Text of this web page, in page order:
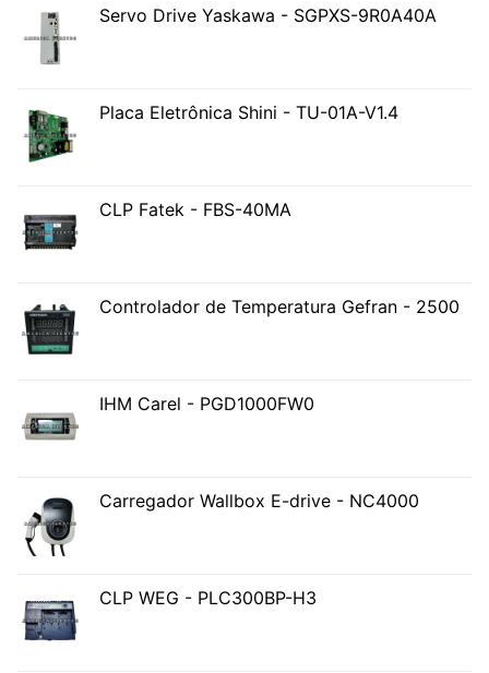
Servo Drive Yaskawa - SGPXS-9R0A40A
Placa Eletrônica Shini - TU-01A-V1.4
CLP Fatek - FBS-40MA
Controlador de Temperatura Gefran - 2500
IHM Carel - PGD1000FW0
Carregador Wallbox E-drive - NC4000
CLP WEG - PLC300BP-H3